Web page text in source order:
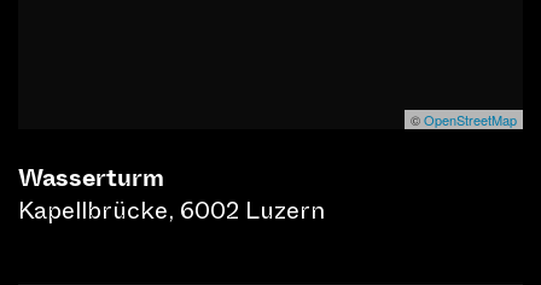
©OpenStreetMap
Wasserturm
Kapellbrücke, 6002 Luzern
2025